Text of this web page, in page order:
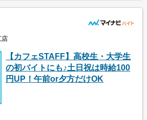
店
【カフェSTAFF】高校生・大学生
の初バイトにも♪土日祝は時給100
円UP！午前or夕方だけOK